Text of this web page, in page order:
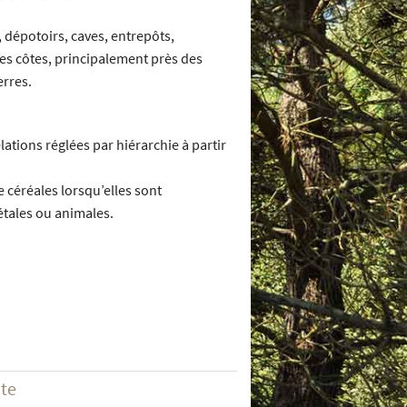
dépotoirs, caves, entrepôts,
côtes, principalement près des
réglées par hiérarchie à partir
lorsqu’elles sont
ou animales.